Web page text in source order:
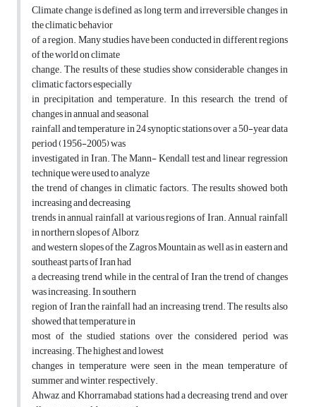
Climate change is defined as long term and irreversible changes in
the climatic behavior
of a region. Many studies have been conducted in different regions
of the world on climate
change. The results of these studies show considerable changes in
climatic factors especially
in precipitation and temperature. In this research, the trend of
changes in annual and seasonal
rainfall and temperature in 24 synoptic stations over a 50-year data
period (1956-2005) was
investigated in Iran. The Mann- Kendall test and linear regression
technique were used to analyze
the trend of changes in climatic factors. The results showed both
increasing and decreasing
trends in annual rainfall at various regions of Iran. Annual rainfall
in northern slopes of Alborz
and western slopes of the Zagros Mountain as well as in eastern and
southeast parts of Iran had
a decreasing trend while in the central of Iran the trend of changes
was increasing. In southern
region of Iran the rainfall had an increasing trend. The results also
showed that temperature in
most of the studied stations over the considered period was
increasing. The highest and lowest
changes in temperature were seen in the mean temperature of
summer and winter, respectively.
Ahwaz and Khorramabad stations had a decreasing trend and over